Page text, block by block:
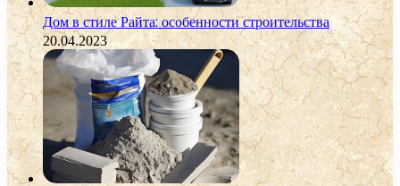
Дом в стиле Райта: особенности строительства
20.04.2023